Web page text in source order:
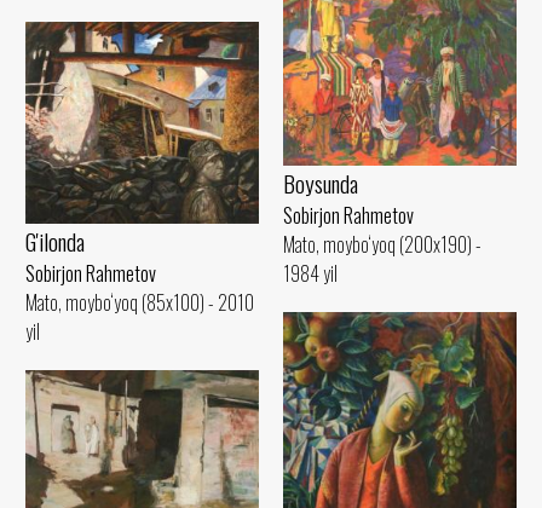
Boysunda
Sobirjon Rahmetov
Mato, moybo‘yoq (200x190) -
1984 yil
G'ilonda
Sobirjon Rahmetov
Mato, moybo‘yoq (85x100) - 2010
yil